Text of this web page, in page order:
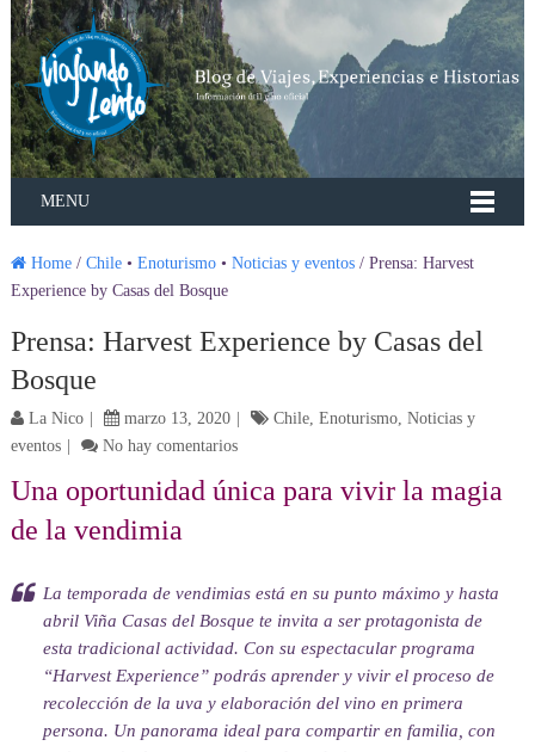
MENU
Home/ Chile• Enoturismo• Noticias y eventos/ Prensa: Harvest
Experience by Casas del Bosque
Prensa: Harvest Experience by Casas del
Bosque
La Nico marzo 13, 2020 Chile, Enoturismo, Noticias y
eventos
No hay comentarios
Una oportunidad única para vivir la magia
de la vendimia
La temporada de vendimias está en su punto máximo y hasta
abril Viña Casas del Bosque te invita a ser protagonista de
esta tradicional actividad. Con su espectacular programa
“Harvest Experience” podrás aprender y vivir el proceso de
recolección de la uva y elaboración del vino en primera
persona. Un panorama ideal para compartir en familia, con